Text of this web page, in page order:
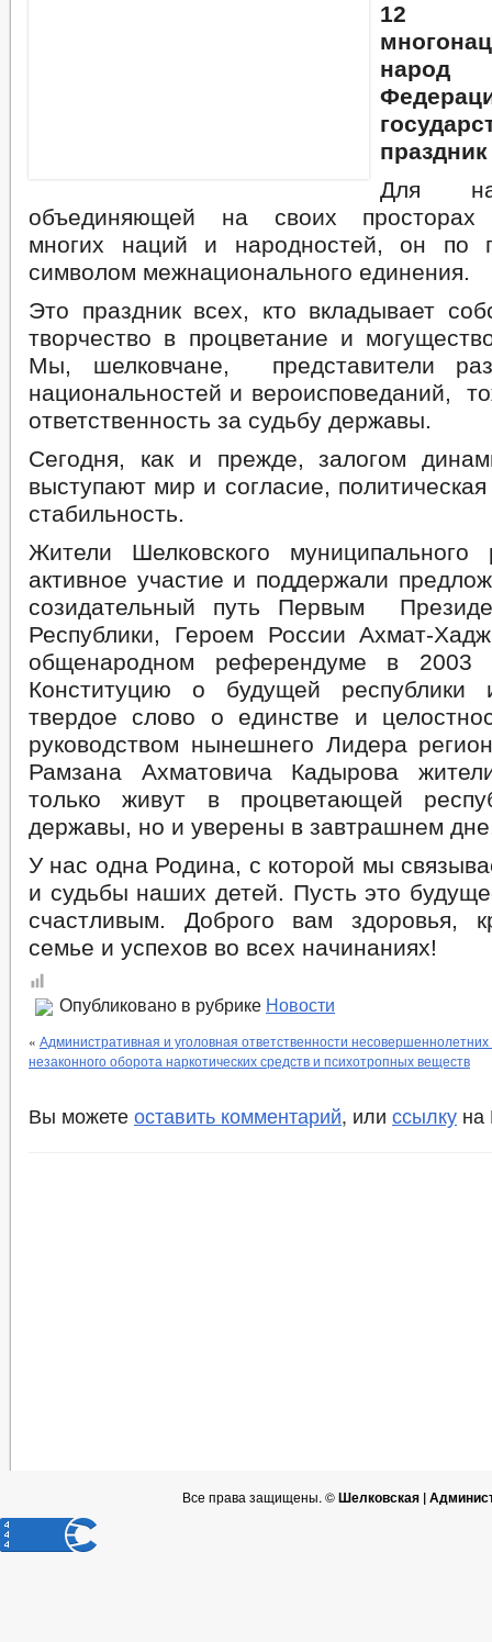
12
народ
Для
объединяющей на своих просторах
многих наций и народностей, он по
символом межнационального единения.
Это праздник всех, кто вкладывает
творчество в процветание и
Мы, шелковчане, представители
национальностей и вероисповеданий,
ответственность за судьбу державы.
Сегодня, как и прежде, залогом
выступают мир и согласие,
стабильность.
Жители Шелковского муниципального
активное участие и поддержали
созидательный путь Первым
Республики, Героем России Ахмат-
общенародном референдуме в 2003
Конституцию о будущей республики
твердое слово о единстве и
руководством нынешнего Лидера
Рамзана Ахматовича Кадырова
только живут в процветающей
державы, но и уверены в завтрашнем
У нас одна Родина, с которой мы
и судьбы наших детей. Пусть это
счастливым. Доброго вам здоровья,
семье и успехов во всех начинаниях!
Опубликовано в рубрике Новости
« Административная и уголовная ответственности
незаконного оборота наркотических средств и психотропных веществ
Вы можете оставить комментарий, или ссылку на
Все права защищены. ©Шелковская |